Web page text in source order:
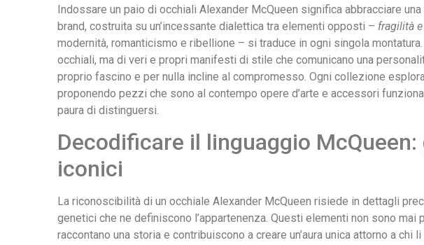
Indossare un paio di occhiali Alexander McQueen significa abbracciare
brand, costruita su un’incessante dialettica tra elementi opposti – fragilità
modernità, romanticismo e ribellione – si traduce in ogni singola
occhiali, ma di veri e propri manifesti di stile che comunicano una
proprio fascino e per nulla incline al compromesso. Ogni collezione
proponendo pezzi che sono al contempo opere d’arte e accessori
paura di distinguersi.
Decodificare il linguaggio
iconici
La riconoscibilità di un occhiale Alexander McQueen risiede in dettagli
genetici che ne definiscono l’appartenenza. Questi elementi non sono mai
raccontano una storia e contribuiscono a creare un’aura unica attorno a chi